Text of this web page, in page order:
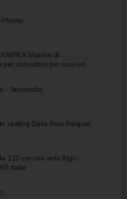
Phonic
Matrice di
per connettori per cavi solari
- Nerosicilia
skating Dalla Riva Parquet
110 cm con anta frigo
Italia